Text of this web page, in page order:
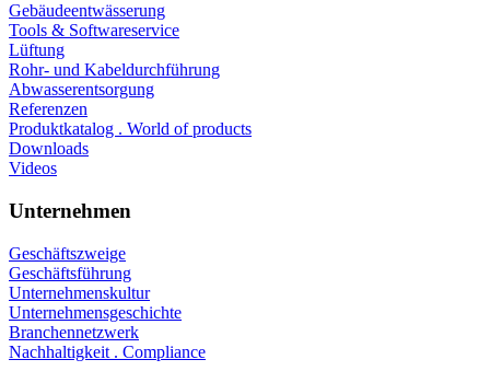
Gebäudeentwässerung
Tools & Softwareservice
Lüftung
Rohr- und Kabeldurchführung
Abwasserentsorgung
Referenzen
Produktkatalog . World of products
Downloads
Videos
Unternehmen
Geschäftszweige
Geschäftsführung
Unternehmenskultur
Unternehmensgeschichte
Branchennetzwerk
Nachhaltigkeit . Compliance